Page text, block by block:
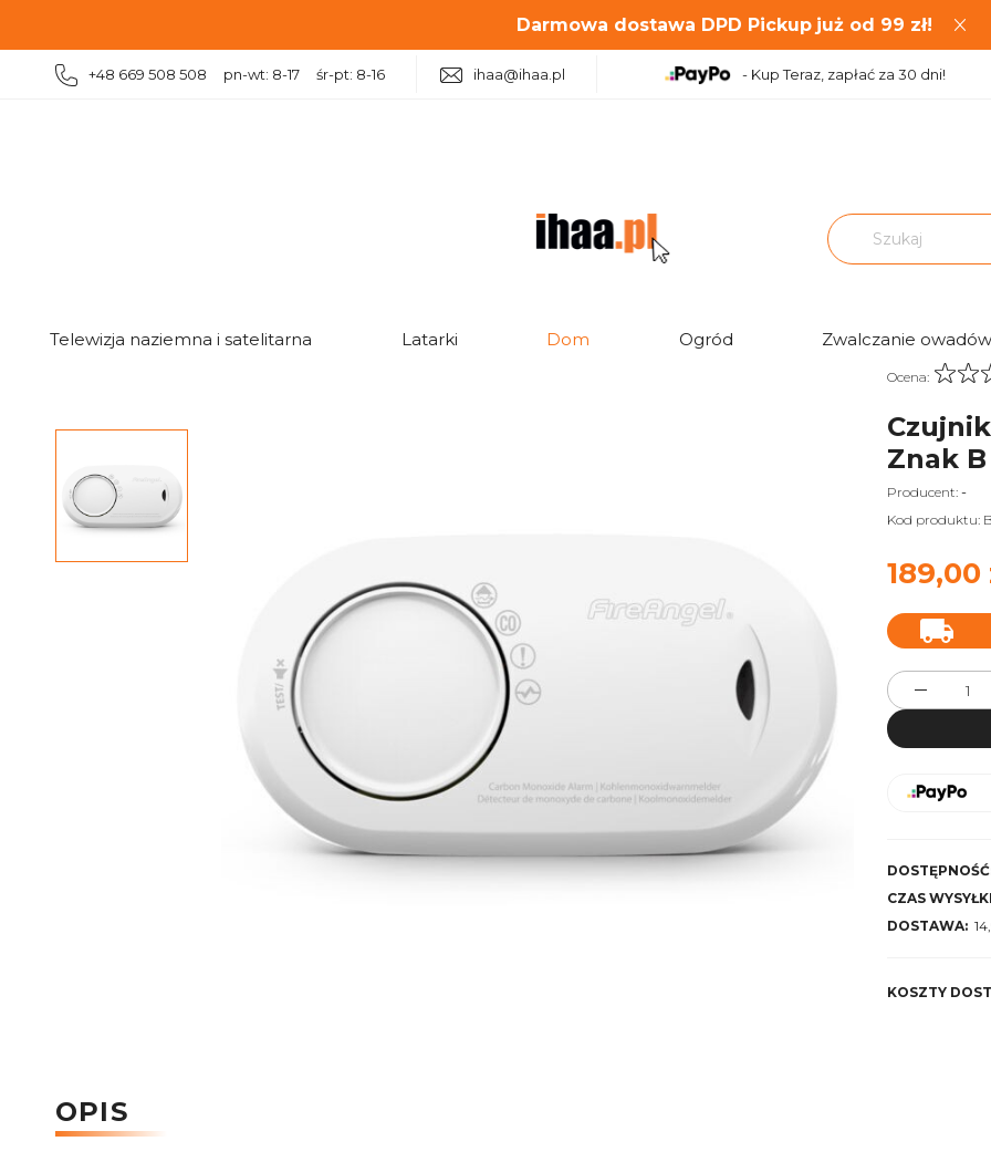
Darmowa dostawa DPD Pickup już od 99 zł!
+48 669 508 508 pn-wt: 8-17 śr-pt: 8-16 ihaa@ihaa.pl - Kup Teraz, zapłać za 30 dni!
Telewizja naziemna i satelitarna Latarki Dom Ogród Zwalczanie owadów
Ocena:
Znak B
Producent: -
Kod produktu:
189,00
CZAS
DOSTAWA:
kosztów płatności
KOSZTY
OPIS